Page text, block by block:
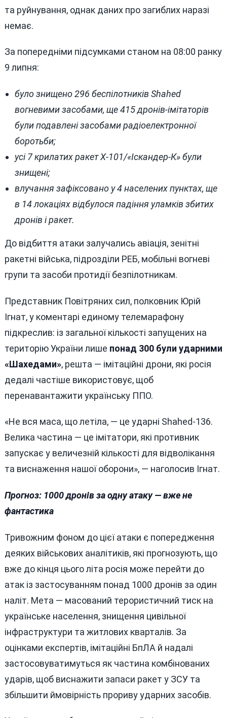
та руйнування, однак даних про загиблих наразі
немає.
За попередніми підсумками станом на 08:00 ранку
9 липня:
було знищено 296 беспілотників Shahed
вогневими засобами, ще 415 дронів-імітаторів
були подавлені засобами радіоелектронної
боротьби;
усі 7 крилатих ракет Х-101/«Іскандер-К» були
знищені;
влучання зафіксовано у 4 населених пунктах, ще
в 14 локаціях відбулося падіння уламків збитих
дронів і ракет.
До відбиття атаки залучались авіація, зенітні
ракетні війська, підрозділи РЕБ, мобільні вогневі
групи та засоби протидії безпілотникам.
Представник Повітряних сил, полковник Юрій
Ігнат, у коментарі единому телемарафону
підкреслив: із загальної кількості запущених на
територію України лише понад 300 були ударними
«Шахедами», решта — імітаційні дрони, які росія
дедалі частіше використовує, щоб
перенавантажити українську ППО.
«Не вся маса, що летіла, — це ударні Shahed-136.
Велика частина — це імітатори, які противник
запускає у величезній кількості для відволікання
та виснаження нашої оборони», — наголосив Ігнат.
Прогноз: 1000 дронів за одну атаку — вже не
фантастика
Тривожним фоном до цієї атаки є попередження
деяких військових аналітиків, які прогнозують, що
вже до кінця цього літа росія може перейти до
атак із застосуванням понад 1000 дронів за один
наліт. Мета — масований терористичний тиск на
українське населення, знищення цивільної
інфраструктури та житлових кварталів. За
оцінками експертів, імітаційні БпЛА й надалі
застосовуватимуться як частина комбінованих
ударів, щоб виснажити запаси ракет у ЗСУ та
збільшити ймовірність прориву ударних засобів.